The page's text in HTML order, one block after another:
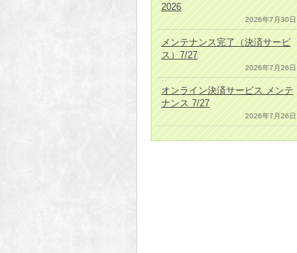
2026
2026年7月30日
メンテナンス完了（決済サービ
ス）7/27
2026年7月26日
オンライン決済サービス メンテ
ナンス 7/27
2026年7月26日